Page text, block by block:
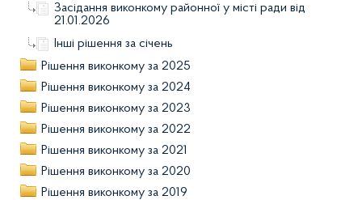
Засідання виконкому районної у місті ради від
21.01.2026
Інші рішення за січень
Рішення виконкому за 2025
Рішення виконкому за 2024
Рішення виконкому за 2023
Рішення виконкому за 2022
Рішення виконкому за 2021
Рішення виконкому за 2020
Рішення виконкому за 2019